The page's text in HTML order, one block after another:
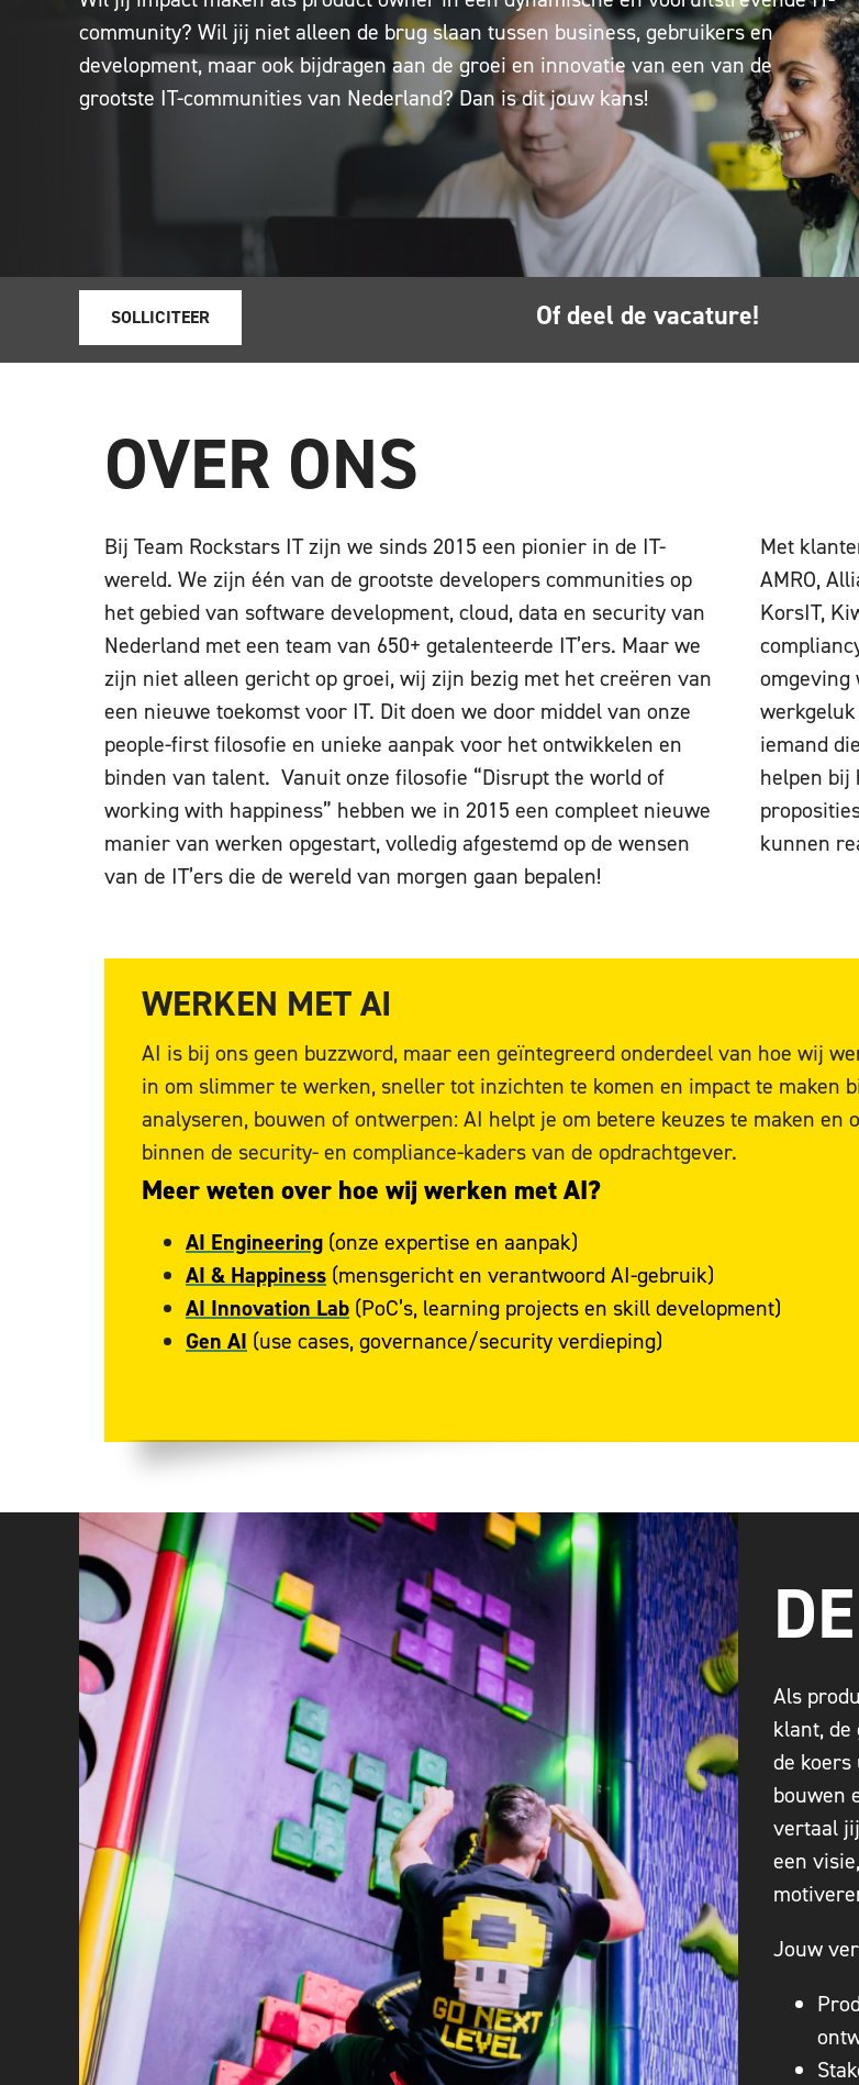
community? Wil jij niet alleen de brug slaan tussen business, gebruikers en
development, maar ook bijdragen aan de groei en innovatie van een van de
grootste IT-communities van Nederland? Dan is dit jouw kans!
SOLLICITEER Of deel de vacature!
OVER ONS
Bij Team Rockstars IT zijn we sinds 2015 een pionier in de IT-
wereld. We zijn één van de grootste developers communities op
het gebied van software development, cloud, data en security van
Nederland met een team van 650+ getalenteerde IT’ers. Maar we
zijn niet alleen gericht op groei, wij zijn bezig met het creëren van
een nieuwe toekomst voor IT. Dit doen we door middel van onze
people-first filosofie en unieke aanpak voor het ontwikkelen en
binden van talent. Vanuit onze filosofie “Disrupt the world of
working with happiness” hebben we in 2015 een compleet nieuwe
manier van werken opgestart, volledig afgestemd op de wensen
van de IT’ers die de wereld van morgen gaan bepalen!
Met
AMRO,
KorsIT,
omgeving
iemand
helpen bij
kunnen
WERKEN MET AI
AI is bij ons geen buzzword, maar een geïntegreerd onderdeel van hoe wij
in om slimmer te werken, sneller tot inzichten te komen en impact te maken
analyseren, bouwen of ontwerpen: AI helpt je om betere keuzes te maken
binnen de security- en compliance-kaders van de opdrachtgever.
Meer weten over hoe wij werken met AI?
AI Engineering (onze expertise en aanpak)
AI & Happiness (mensgericht en verantwoord AI-gebruik)
AI Innovation Lab (PoC’s, learning projects en skill development)
Gen AI (use cases, governance/security verdieping)
Als
klant,
de
bouwen
vertaal
een
Jouw